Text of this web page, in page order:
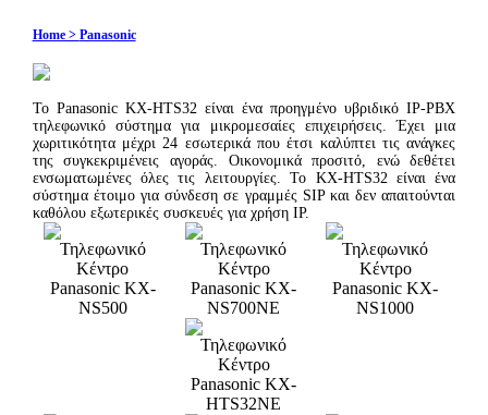
Home > Panasonic
Το Panasonic KX-HTS32 είναι ένα προηγμένο υβριδικό IP-PBX
τηλεφωνικό σύστημα για μικρομεσαίες επιχειρήσεις. Έχει μια
χωριτικότητα μέχρι 24 εσωτερικά που έτσι καλύπτει τις ανάγκες
της συγκεκριμένεις αγοράς. Οικονομικά προσιτό, ενώ δεθέτει
ενσωματωμένες όλες τις λειτουργίες. Το KX-HTS32 είναι ένα
σύστημα έτοιμο για σύνδεση σε γραμμές SIP και δεν απαιτούνται
καθόλου εξωτερικές συσκευές για χρήση IP.
Τηλεφωνικό
Κέντρο
Panasonic KX-
NS500
Τηλεφωνικό
Κέντρο
Panasonic KX-
NS700NE
Τηλεφωνικό
Κέντρο
Panasonic KX-
NS1000
Τηλεφωνικό
Κέντρο
Panasonic KX-
HTS32NE